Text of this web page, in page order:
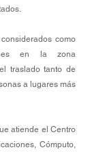
como
en la zona
traslado tanto de
a lugares más
atiende el Centro
Cómputo,